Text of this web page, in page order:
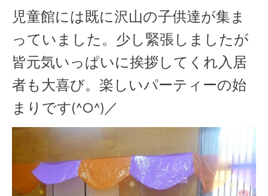
児童館には既に沢山の子供達が集ま
っていました。少し緊張しましたが
皆元気いっぱいに挨拶してくれ入居
者も大喜び。 楽しいパーティーの始
まりです(^O^)／